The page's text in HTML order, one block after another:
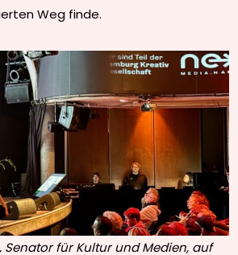
Weg finde.
Senator für Kultur und Medien, auf